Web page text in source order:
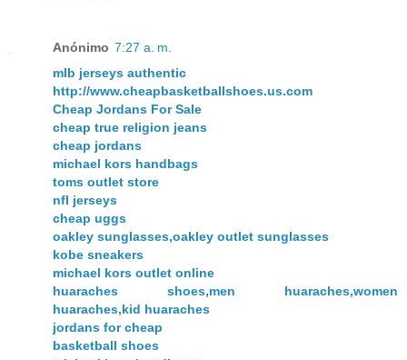
Anónimo 7:27 a. m.
mlb jerseys authentic
http://www.cheapbasketballshoes.us.com
Cheap Jordans For Sale
cheap true religion jeans
cheap jordans
michael kors handbags
toms outlet store
nfl jerseys
cheap uggs
oakley sunglasses,oakley outlet sunglasses
kobe sneakers
michael kors outlet online
huaraches shoes,men huaraches,women
huaraches,kid huaraches
jordans for cheap
basketball shoes